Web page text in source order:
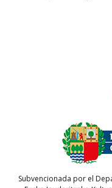
Subvencionada por el